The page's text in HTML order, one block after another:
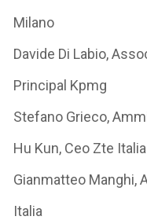
Milano
Davide Di Labio,
Principal Kpmg
Stefano Grieco,
Hu Kun, Ceo Zte Italia
Gianmatteo Manghi,
Italia